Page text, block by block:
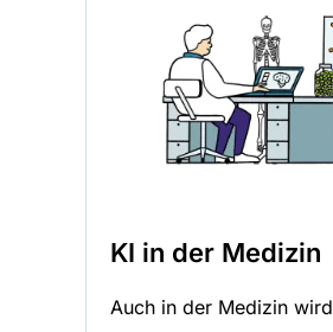
KI in der Medizin
Auch in der Medizin wird